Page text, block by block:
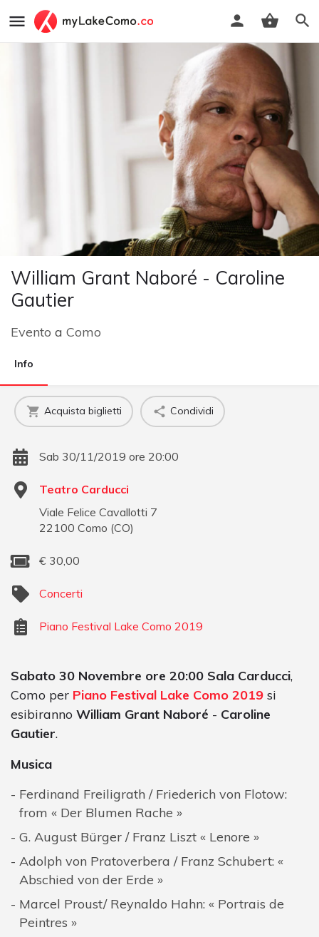
William Grant Naboré - Caroline
Gautier
Evento a Como
Info
Acquista biglietti Condividi
Sab 30/11/2019 ore 20:00
Teatro Carducci
Viale Felice Cavallotti 7
22100 Como (CO)
€ 30,00
Concerti
Piano Festival Lake Como 2019
Sabato 30 Novembre ore 20:00 Sala Carducci,
Como per Piano Festival Lake Como 2019 si
esibiranno William Grant Naboré - Caroline
Gautier.
Musica
Ferdinand Freiligrath / Friederich von Flotow:
from « Der Blumen Rache »
G. August Bürger / Franz Liszt « Lenore »
Adolph von Pratoverbera / Franz Schubert: «
Abschied von der Erde »
Marcel Proust/ Reynaldo Hahn: « Portrais de
Peintres »